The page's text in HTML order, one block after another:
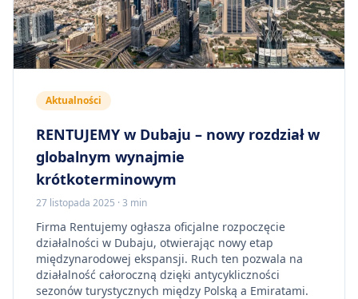
Aktualności
RENTUJEMY w Dubaju – nowy rozdział w
globalnym wynajmie
krótkoterminowym
27 listopada 2025 ·3 min
Firma Rentujemy ogłasza oficjalne rozpoczęcie
działalności w Dubaju, otwierając nowy etap
międzynarodowej ekspansji. Ruch ten pozwala na
działalność całoroczną dzięki antycykliczności
sezonów turystycznych między Polską a Emiratami.